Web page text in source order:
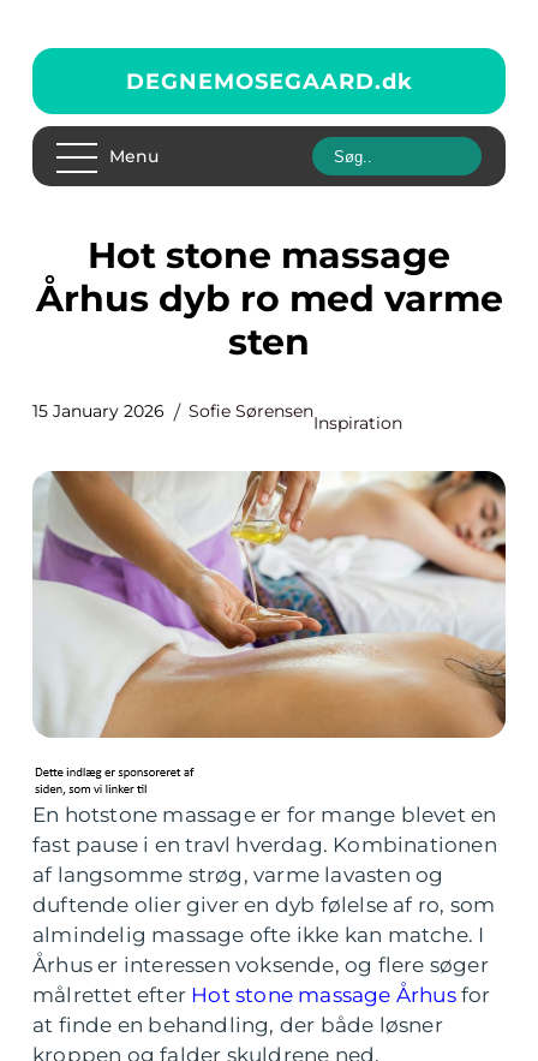
DEGNEMOSEGAARD.dk
Menu
Hot stone massage
Århus dyb ro med varme
sten
15 January 2026 Sofie Sørensen
Inspiration
En hotstone massage er for mange blevet en
fast pause i en travl hverdag. Kombinationen
af langsomme strøg, varme lavasten og
duftende olier giver en dyb følelse af ro, som
almindelig massage ofte ikke kan matche. I
Århus er interessen voksende, og flere søger
målrettet efter Hot stone massage Århusfor
at finde en behandling, der både løsner
kroppen og falder skuldrene ned.